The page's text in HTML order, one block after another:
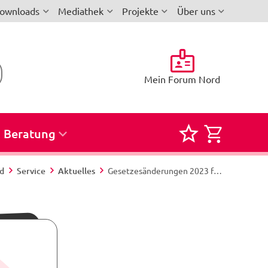
Mediathek Projekte Über uns
Mein Forum Nord
Beratung
Merkliste
fürzur
Service Aktuelles Gesetzesänderungen 2023 für Betriebs- und Personalräte